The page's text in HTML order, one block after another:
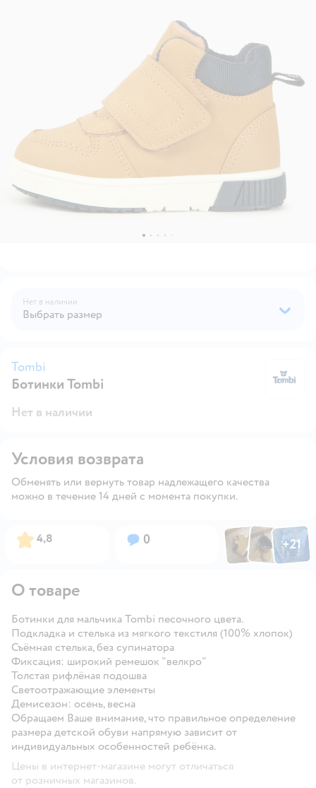
Нет в наличии
Выбрать размер
Tombi
Ботинки Tombi
Нет в наличии
Условия возврата
Обменять или вернуть товар надлежащего качества
можно в течение 14 дней с момента покупки.
Рейтинг:
4,8 Вопросов:
0 ФотоФотоФото
+21
Открыть
О товаре
Ботинки для мальчика Tombi песочного цвета.
Подкладка и стелька из мягкого текстиля (100% хлопок)
Съёмная стелька, без супинатора
Фиксация: широкий ремешок "велкро"
Толстая рифлёная подошва
Светоотражающие элементы
Демисезон: осень, весна
Обращаем Ваше внимание, что правильное определение
размера детской обуви напрямую зависит от
индивидуальных особенностей ребёнка.
Цены в интернет-магазине могут отличаться
от розничных магазинов.